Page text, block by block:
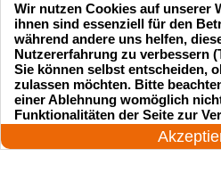
Suchen Sie einen
zu einem
24 Stunden am Tag
Wir nutzen Cookies auf unserer
ihnen sind essenziell für den
während andere uns helfen,
Nutzererfahrung zu verbessern
Sie können selbst entscheiden,
zulassen möchten. Bitte
einer Ablehnung womöglich
Funktionalitäten der Seite zur